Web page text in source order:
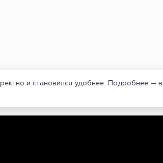
и становился удобнее. Подробнее — в